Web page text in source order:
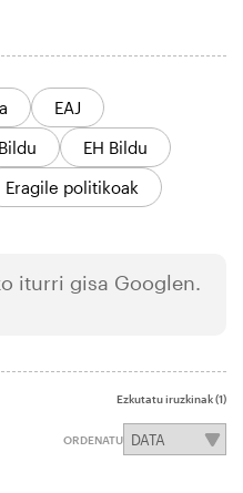
EAJ
Bildu
EH Bildu
Eragile politikoak
iturri gisa Googlen.
Ezkutatu iruzkinak(1)
ORDENATU